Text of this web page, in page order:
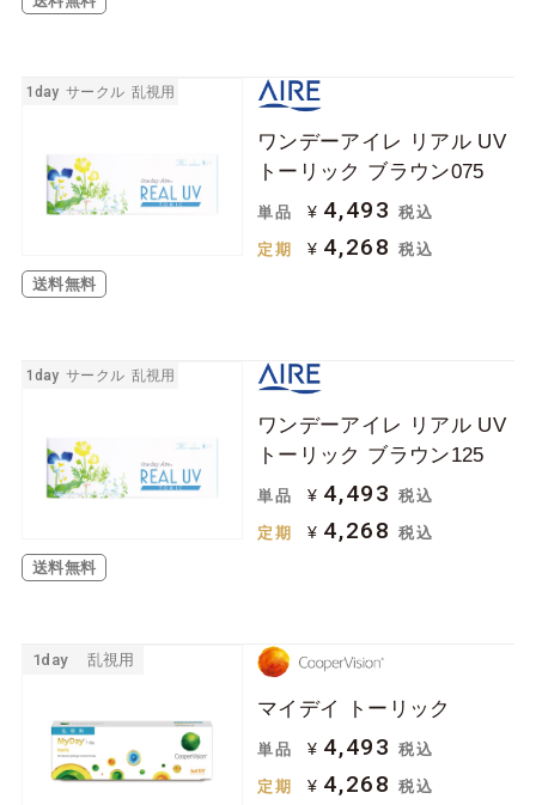
1day サークル 乱視用
送料無料
ワンデーアイレ リアル UV
トーリック ブラウン075
単品 ¥ 4,493 税込
定期 ¥ 4,268 税込
1day サークル 乱視用
送料無料
ワンデーアイレ リアル UV
トーリック ブラウン125
単品 ¥ 4,493 税込
定期 ¥ 4,268 税込
1day 乱視用
マイデイ トーリック
単品 ¥ 4,493 税込
定期 ¥ 4,268 税込